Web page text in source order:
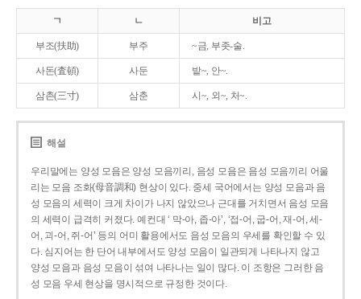
ㄱ ㄴ 비고
부조(扶助) 부주 ~금, 부좃-술.
사돈(査頓) 사둔 밭~, 안~.
삼촌(三寸) 삼춘 시~, 외~, 처~.
해설
우리말에는 양성 모음은 양성 모음끼리, 음성 모음은 음성 모음끼리 어울
리는 모음 조화(母音調和) 현상이 있다. 중세 국어에서는 양성 모음과 음
성 모음의 세력이 크게 차이가 나지 않았으나 근대를 거치면서 음성 모음
의 세력이 급격히 커졌다. 예컨대 ‘ 막-아, 좁-아’, ‘접-어, 굽-어, 재-어, 세-
어, 괴-어, 쥐-어’ 등의 어미 활용에서도 음성 모음의 우세를 확인할 수 있
다. 심지어는 한 단어 내부에서도 양성 모음이 일관되게 나타나지 않고
양성 모음과 음성 모음이 섞여 나타나는 일이 많다. 이 조항은 그러한 음
성 모음 우세 현상을 명시적으로 규정한 것이다.